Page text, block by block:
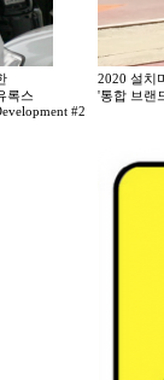
록스
#2
2020 설치
'통합 브랜